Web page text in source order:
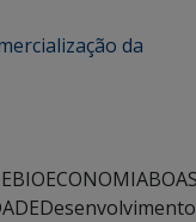
da
BIOECONOMIA
Desenvolvimento